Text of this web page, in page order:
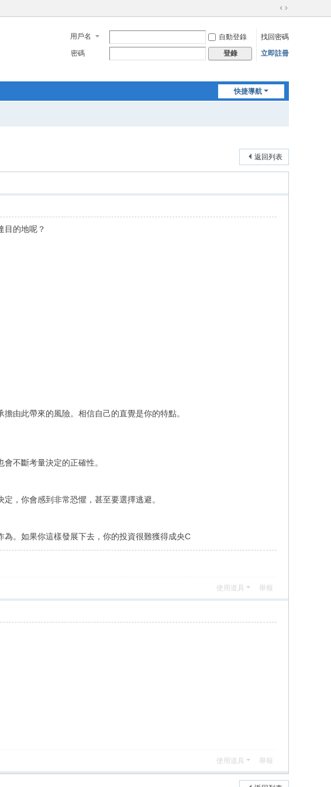
切
到
寬
用戶名 自動登錄
找回密碼
密碼
登錄 立即註冊
快捷導航
返回列表
目的地呢？
此帶來的風險。相信自己的直覺是你的特點。
不斷考量決定的正確性。
，你會感到非常恐懼，甚至要選擇逃避。
。如果你這樣發展下去，你的投資很難獲得成央C
使用道具 舉報
使用道具 舉報